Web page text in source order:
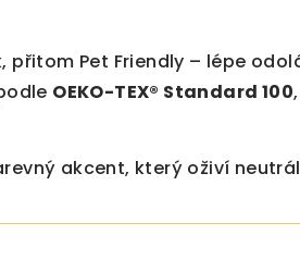
přitom Pet Friendly – lépe
OEKO-TEX® Standard 100
akcent, který oživí